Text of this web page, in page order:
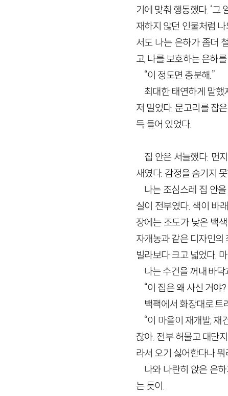
기에 맞춰 행동했다. ‘그
재하지 않던 인물처럼
서도 나는 은하가 좀더
고, 나를 보호하는 은하
“이 정도면 충분해.”
최대한 태연하게 말했
저 밀었다. 문고리를 잡
득 들어 있었다.
집 안은 서늘했다. 먼
새였다. 감정을 숨기지
나는 조심스레 집 안
실이 전부였다. 색이 바
장에는 조도가 낮은 백
자개농과 같은 디자인의
빌라보다 크고 넓었다.
나는 수건을 꺼내 바
“이 집은 왜 사신 거야
백팩에서 화장대로 트
“이 마을이 재개발, 재
잖아. 전부 허물고 대단
라서 오기 싫어한다나
나와 나란히 앉은 은
는 듯이.